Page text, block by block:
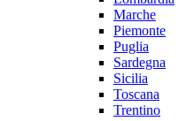
Marche
Piemonte
Puglia
Sardegna
Sicilia
Toscana
Trentino